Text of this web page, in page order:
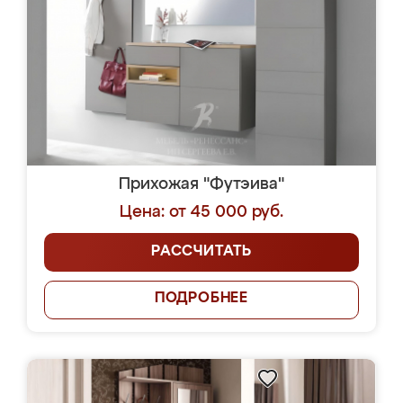
Прихожая "Футэива"
Цена: от 45 000 руб.
РАССЧИТАТЬ
ПОДРОБНЕЕ